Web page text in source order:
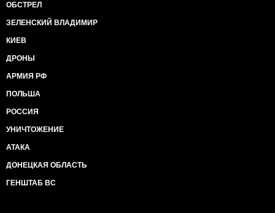
ОБСТРЕЛ
ЗЕЛЕНСКИЙ ВЛАДИМИР
КИЕВ
ДРОНЫ
АРМИЯ РФ
ПОЛЬША
РОССИЯ
УНИЧТОЖЕНИЕ
АТАКА
ДОНЕЦКАЯ ОБЛАСТЬ
ГЕНШТАБ ВС